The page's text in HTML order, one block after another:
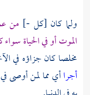
ولما كان [كل -] من
الموت أو في الحياة
مخلصا كان جزاؤه في
أجراأي مما لمن